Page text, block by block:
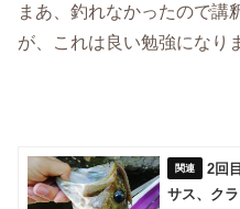
まあ、釣れなかったので講
が、これは良い勉強になり
2回
サス、ク